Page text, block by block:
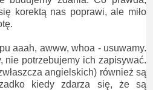
korektą nas poprawi, ale miło
aaah, awww, whoa - usuwamy.
nie potrzebujemy ich zapisywać.
angielskich) również są
kiedy zdarza się, że są